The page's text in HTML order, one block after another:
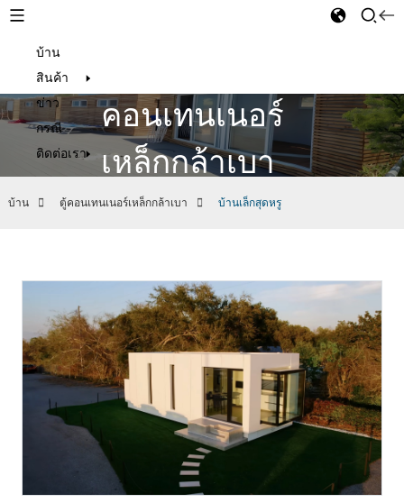
บ้าน
สินค้า
ข่าว
กรณี
ติดต่อเรา
คอนเทนเนอร์
เหล็กกล้าเบา
บ้าน ตู้คอนเทนเนอร์เหล็กกล้าเบา บ้านเล็กสุดหรู